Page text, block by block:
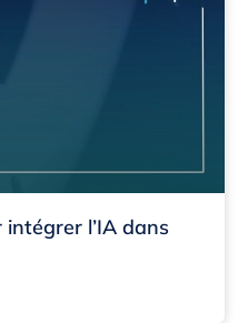
l’IA dans